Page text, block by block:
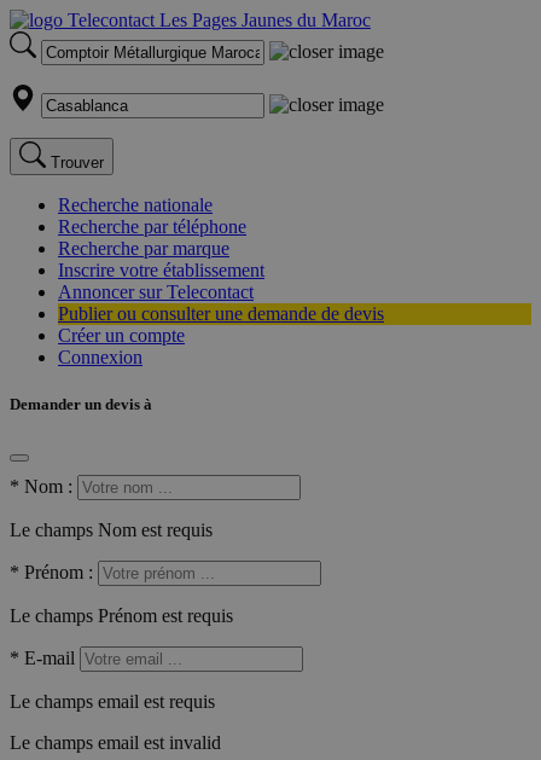
Trouver
Recherche nationale
Recherche par téléphone
Recherche par marque
Inscrire votre établissement
Annoncer sur Telecontact
Publier ou consulter une demande de devis
Créer un compte
Connexion
Demander un devis à
* Nom :
Le champs Nom est requis
* Prénom :
Le champs Prénom est requis
* E-mail
Le champs email est requis
Le champs email est invalid